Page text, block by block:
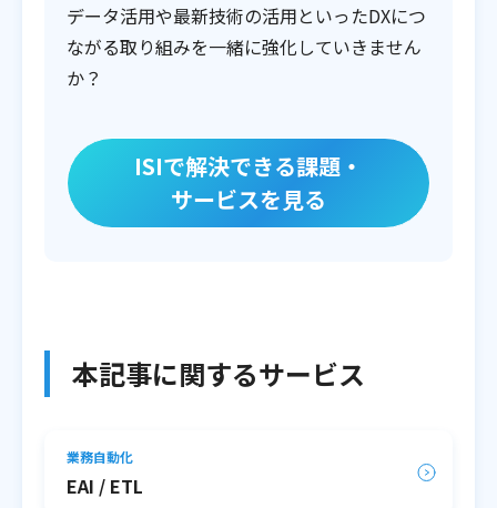
データ活用や最新技術の活用といったDXにつ
ながる取り組みを一緒に強化していきません
か？
ISIで解決できる課題・
サービスを見る
本記事に関するサービス
業務自動化
EAI / ETL